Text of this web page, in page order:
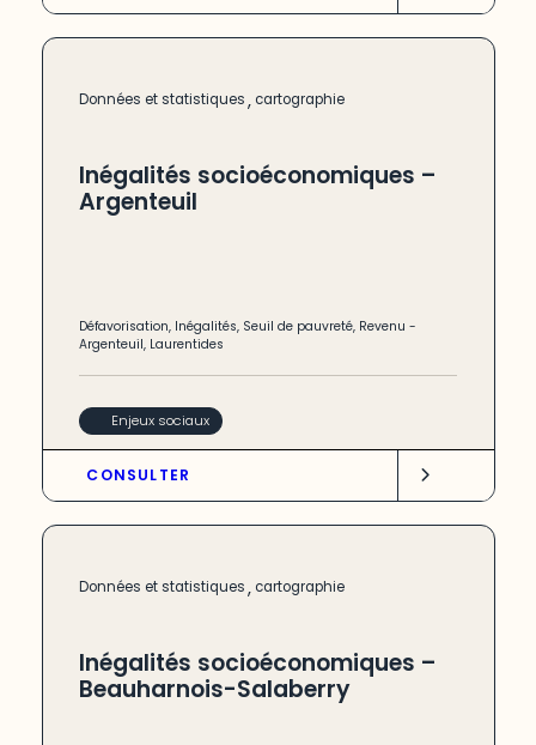
Données et statistiques, cartographie
Inégalités socioéconomiques –
Argenteuil
Défavorisation, Inégalités, Seuil de pauvreté, Revenu -
Argenteuil, Laurentides
Enjeux sociaux
CONSULTER
Données et statistiques, cartographie
Inégalités socioéconomiques –
Beauharnois-Salaberry